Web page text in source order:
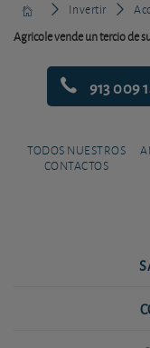
Invertir
Agricole vende un tercio de
913 009
TODOS NUESTROS
CONTACTOS